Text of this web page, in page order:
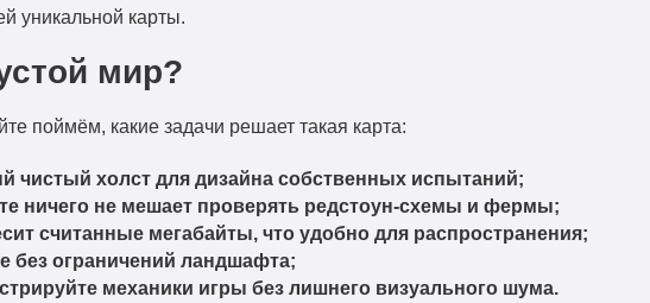
уникальной карты.
мир?
поймём, какие задачи решает такая карта:
чистый холст для дизайна собственных испытаний;
ничего не мешает проверять редстоун-схемы и фермы;
считанные мегабайты, что удобно для распространения;
без ограничений ландшафта;
механики игры без лишнего визуального шума.